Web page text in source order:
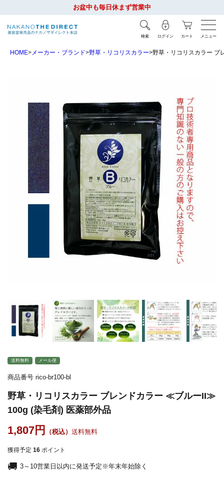
お盆中も毎日休まず営業中
検索 ログイン カート メニュー
HOME メーカー・ブランド 野草・リコリスカラー 野草・リコリスカラー
送料無料 メール便
商品番号 rico-br100-bl
野草・リコリスカラー ブレンドカラー ≪ブルーII≫
100g (染毛剤) 医薬部外品
1,807 送料無料
獲得予定 16 ポイント
3～10営業日以内に発送予定※年末年始除く